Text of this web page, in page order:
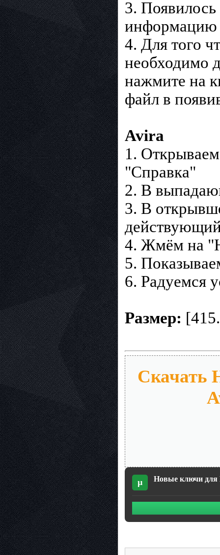
3.
информацию
4. Для того
необходимо
нажмите на
файл в
Avira
1.
"Справка"
2. В
3. В
4. Жмём на
5.
6. Радуемся
Размер:
Скачать
µ Новые ключи для